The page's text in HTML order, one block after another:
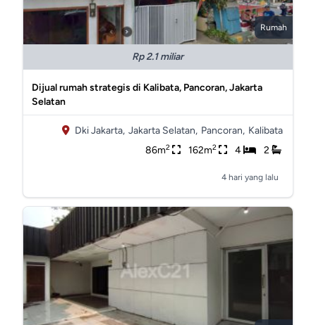
Rumah
Rp 2.1 miliar
Dijual rumah strategis di Kalibata, Pancoran, Jakarta
Selatan
Dki Jakarta, Jakarta Selatan, Pancoran, Kalibata
86m2 162m2 4 2
4 hari yang lalu